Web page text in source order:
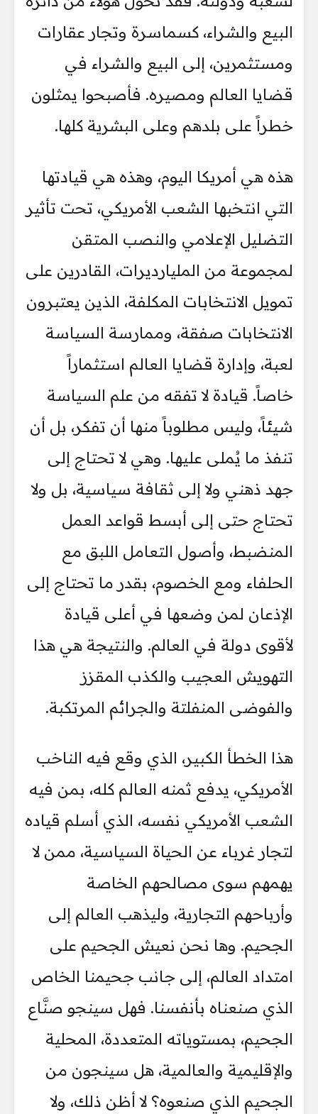
البيع والشراء، كسماسرة وتجار عقارات
ومستثمرين، إلى البيع والشراء في
قضايا العالم ومصيره. فأصبحوا يمثلون
خطراً على بلدهم وعلى البشرية كلها.
هذه هي أمريكا اليوم، وهذه هي قيادتها
التي انتخبها الشعب الأمريكي، تحت تأثير
التضليل الإعلامي والنصب المتقن
لمجموعة من المليارديرات، القادرين على
تمويل الانتخابات المكلفة، الذين يعتبرون
الانتخابات صفقة، وممارسة السياسة
لعبة، وإدارة قضايا العالم استثماراً
خاصاً. قيادة لا تفقه من علم السياسة
شيئاً، وليس مطلوباً منها أن تفكر، بل أن
تنفذ ما يُملى عليها. وهي لا تحتاج إلى
جهد ذهني ولا إلى ثقافة سياسية، بل ولا
تحتاج حتى إلى أبسط قواعد العمل
المنضبط، وأصول التعامل اللبق مع
الحلفاء ومع الخصوم، بقدر ما تحتاج إلى
الإذعان لمن وضعها في أعلى قيادة
لأقوى دولة في العالم. والنتيجة هي هذا
التهويش العجيب والكذب المقزز
والفوضى المنفلتة والجرائم المرتكبة.
هذا الخطأ الكبير، الذي وقع فيه الناخب
الأمريكي، يدفع ثمنه العالم كله، بمن فيه
الشعب الأمريكي نفسه، الذي أسلم قياده
لتجار غرباء عن الحياة السياسية، ممن لا
يهمهم سوى مصالحهم الخاصة
وأرباحهم التجارية، وليذهب العالم إلى
الجحيم. وها نحن نعيش الجحيم على
امتداد العالم، إلى جانب جحيمنا الخاص
الذي صنعناه بأنفسنا. فهل سينجو صنَّاع
الجحيم، بمستوياته المتعددة، المحلية
والإقليمية والعالمية، هل سينجون من
الجحيم الذي صنعوه؟ لا أظن ذلك، ولا